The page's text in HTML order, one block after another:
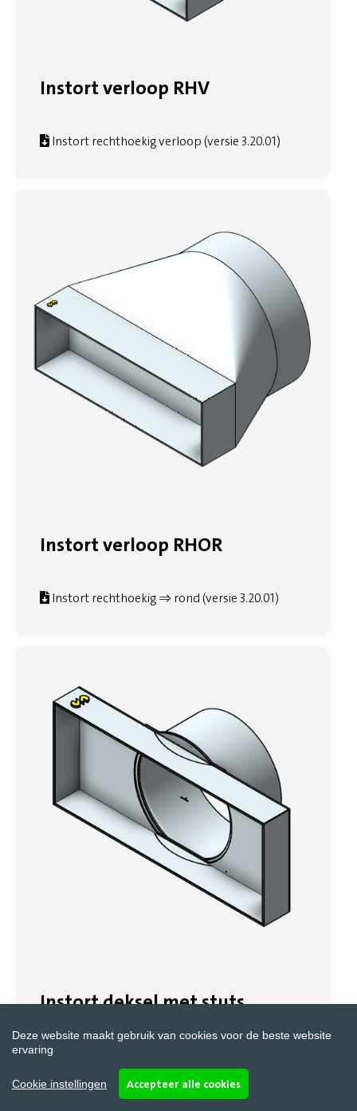
Instort verloop RHV
Instort rechthoekig verloop (versie 3.20.01)
Instort verloop RHOR
Instort rechthoekig => rond (versie 3.20.01)
Instort deksel met stuts
Instort rechthoekig deksel met ronde stuts
(versie 3.20.01)
Deze website maakt gebruik van cookies voor de beste website
ervaring
Cookie instellingen Accepteer alle cookies